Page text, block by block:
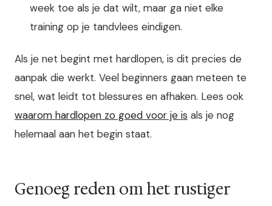
week toe als je dat wilt, maar ga niet elke
training op je tandvlees eindigen.
Als je net begint met hardlopen, is dit precies de
aanpak die werkt. Veel beginners gaan meteen te
snel, wat leidt tot blessures en afhaken. Lees ook
waarom hardlopen zo goed voor je is als je nog
helemaal aan het begin staat.
Genoeg reden om het rustiger